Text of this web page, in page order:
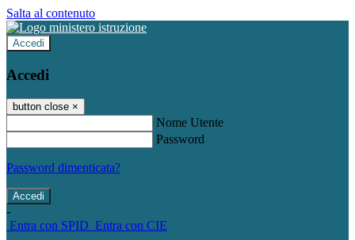
Salta al contenuto
Accedi
Accedi
button close ×
Nome Utente
Password
Password dimenticata?
-
Entra con SPID Entra con CIE